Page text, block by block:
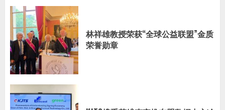
林祥雄教授荣获“全球公益联盟”金质
荣誉勋章